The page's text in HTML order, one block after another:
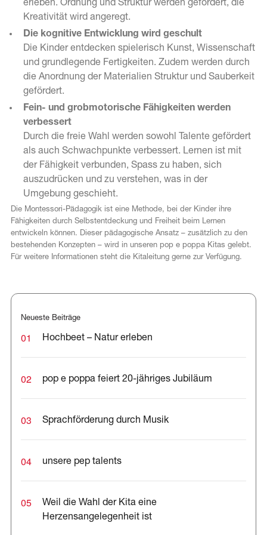
erleben. Ordnung und Struktur werden gefördert, die
Kreativität wird angeregt.
Die kognitive Entwicklung wird geschult
Die Kinder entdecken spielerisch Kunst, Wissenschaft
und grundlegende Fertigkeiten. Zudem werden durch
die Anordnung der Materialien Struktur und Sauberkeit
gefördert.
Fein- und grobmotorische Fähigkeiten werden
verbessert
Durch die freie Wahl werden sowohl Talente gefördert
als auch Schwachpunkte verbessert. Lernen ist mit
der Fähigkeit verbunden, Spass zu haben, sich
auszudrücken und zu verstehen, was in der
Umgebung geschieht.
Die Montessori-Pädagogik ist eine Methode, bei der Kinder ihre
Fähigkeiten durch Selbstentdeckung und Freiheit beim Lernen
entwickeln können. Dieser pädagogische Ansatz – zusätzlich zu den
bestehenden Konzepten – wird in unseren pop e poppa Kitas gelebt.
Für weitere Informationen steht die Kitaleitung gerne zur Verfügung.
Neueste Beiträge
01 Hochbeet – Natur erleben
02 pop e poppa feiert 20-jähriges Jubiläum
03 Sprachförderung durch Musik
04 unsere pep talents
05
Weil die Wahl der Kita eine
Herzensangelegenheit ist